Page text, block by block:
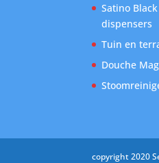
Satino
dispensers
Tuin en
Douche
copyright 2020